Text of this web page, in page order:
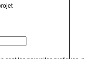
de projet